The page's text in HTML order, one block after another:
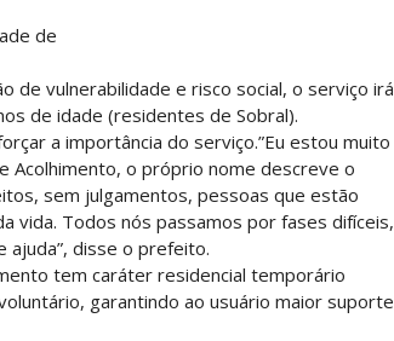
de
de vulnerabilidade e risco social, o serviço irá
de idade (residentes de Sobral).
a importância do serviço.”Eu estou muito
Acolhimento, o próprio nome descreve o
sem julgamentos, pessoas que estão
vida. Todos nós passamos por fases difíceis,
ajuda”, disse o prefeito.
tem caráter residencial temporário
garantindo ao usuário maior suporte